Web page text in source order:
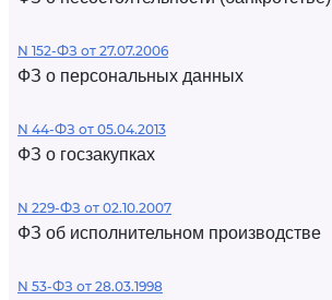
N 152-ФЗ от 27.07.2006
ФЗ о персональных данных
N 44-ФЗ от 05.04.2013
ФЗ о госзакупках
N 229-ФЗ от 02.10.2007
ФЗ об исполнительном производстве
N 53-ФЗ от 28.03.1998